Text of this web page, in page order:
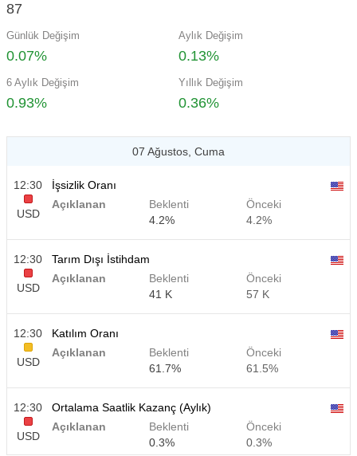
87
Günlük Değişim
0.07%
Aylık Değişim
0.13%
6 Aylık Değişim
0.93%
Yıllık Değişim
0.36%
07 Ağustos, Cuma
12:30
USD
İşsizlik Oranı
Açıklanan
Beklenti
4.2%
Önceki
4.2%
12:30
USD
Tarım Dışı İstihdam
Açıklanan
Beklenti
41 K
Önceki
57 K
12:30
USD
Katılım Oranı
Açıklanan
Beklenti
61.7%
Önceki
61.5%
12:30
USD
Ortalama Saatlik Kazanç (Aylık)
Açıklanan
Beklenti
0.3%
Önceki
0.3%